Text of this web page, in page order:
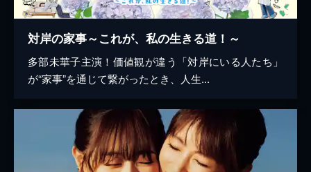
対岸の家事～これが、私の生きる道！～
多部未華子主演！価値観が違う「対岸にいる人たち」
が“家事”を通じて繋がったとき、人生...